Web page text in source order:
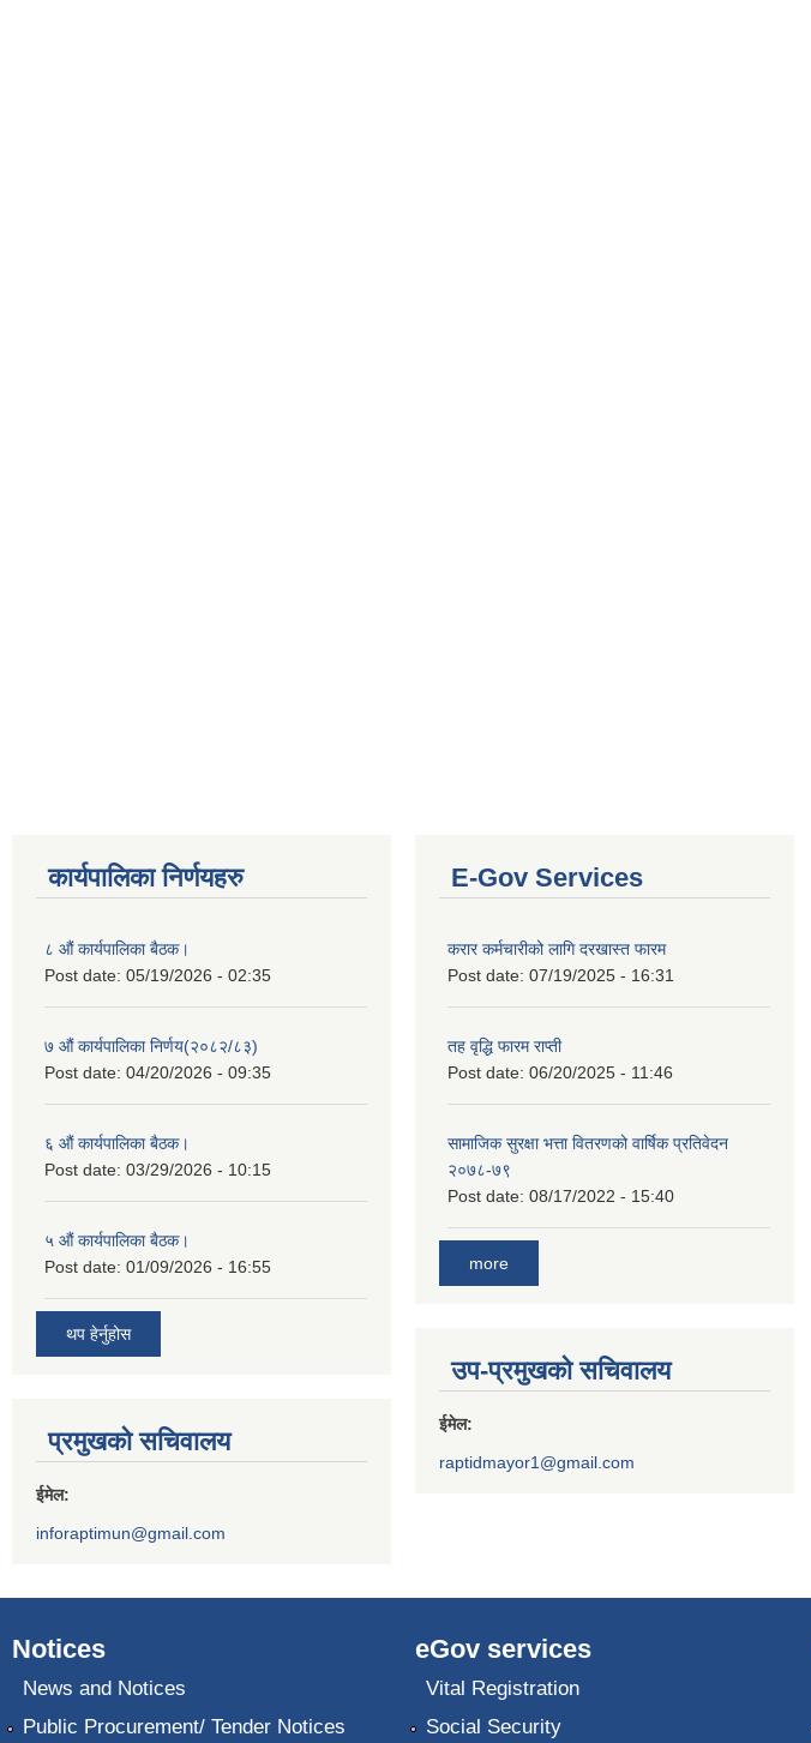
कार्यपालिका निर्णयहरु
८ औं कार्यपालिका बैठक।
Post date: 05/19/2026 - 02:35
७ औं कार्यपालिका निर्णय(२०८२/८३)
Post date: 04/20/2026 - 09:35
६ औं कार्यपालिका बैठक।
Post date: 03/29/2026 - 10:15
५ औं कार्यपालिका बैठक।
Post date: 01/09/2026 - 16:55
थप हेर्नुहोस
प्रमुखको सचिवालय
ईमेल:
inforaptimun@gmail.com
E-Gov Services
करार कर्मचारीको लागि दरखास्त फारम
Post date: 07/19/2025 - 16:31
तह वृद्धि फारम राप्ती
Post date: 06/20/2025 - 11:46
सामाजिक सुरक्षा भत्ता वितरणको वार्षिक प्रतिवेदन
२०७८-७९
Post date: 08/17/2022 - 15:40
more
उप-प्रमुखको सचिवालय
ईमेल:
raptidmayor1@gmail.com
Notices
News and Notices
Public Procurement/ Tender Notices
eGov services
Vital Registration
Social Security